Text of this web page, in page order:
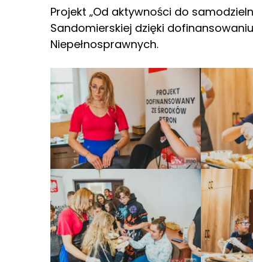
Projekt „Od aktywności do
Sandomierskiej dzięki
Niepełnosprawnych.